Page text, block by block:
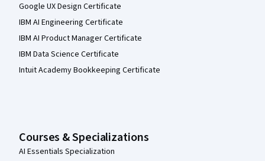
Google UX Design Certificate
IBM AI Engineering Certificate
IBM AI Product Manager Certificate
IBM Data Science Certificate
Intuit Academy Bookkeeping Certificate
Courses & Specializations
AI Essentials Specialization